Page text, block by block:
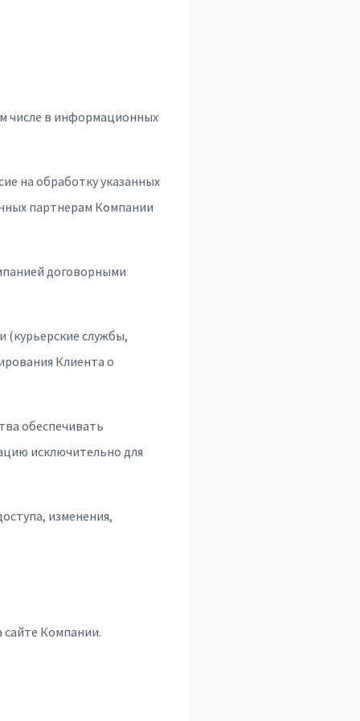
числе в информационных
на обработку указанных
партнерам Компании
договорными
службы,
Клиента о
обеспечивать
исключительно для
изменения,
сайте Компании.